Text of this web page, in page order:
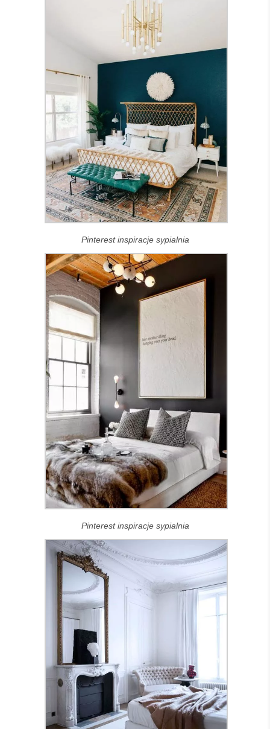
Pinterest inspiracje sypialnia
Pinterest inspiracje sypialnia